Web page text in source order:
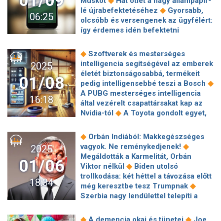
Visa-t és a Mastercardot◆ A Napnál
százszor fényesebb „új” csillagok: a
millinóvák ◆ Kézközelből: Motorola
Edge 50 Fusion, az akksi-fókuszú
büdös laptop!◆Itt az új Honda:
formabontó autókkal sokkolnak◆Két
szerelmes mesterséges intelligencia
Kristen Stewart új filmjének
főszereplője◆Rengeteg embert
készülnek lapátra tenni a vállalatok
06:25
lé újrabefektetéséhez ◆ Gyorsabb,
olcsóbb és versengenek az ügyfélért:
így érdemes idén befektetni
és jönnek az önvezető kamionok?
Donald Trump lejáratja Amerikát, de
így is óriási lehet a tét ◆ Megúszta a
pirosat, majd elintézte a Liverpoolt
Nem Milák az első olimpiai bajnok, aki
millióktól fosztotta meg az edzőjét
Esővel, hóval, viharos széllel érkezik a
2025
01/08
16:18
◆ Szoftverek és mesterséges
intelligencia segítségével az emberek
életét biztonságosabbá, termékeit
pedig intelligensebbé teszi a Bosch ◆
A PUBG mesterséges intelligencia
által vezérelt csapattársakat kap az
Nvidia-tól ◆ A Toyota gondolt egyet,
milliárdból, 2000 lakónak
◆
jön az új
TCL 60 XE Nxtpaper 5G okostelefon
◆ Nincs olyan, hogy biztonságos
alkoholfogyasztás◆
szólásszabadságra hivatkozva
megszünteti tényellenőrző
programját a Meta◆ Feltétlen nézzen
fel az égre – A Mars januárban
2025
01/06
18:34
◆ Orbán Indiából: Makkegészséges
vagyok. Ne reménykedjenek! ◆
Megáldották a Karmelitát, Orbán
Viktor nélkül ◆ Biden utolsó
trollkodása: két héttel a távozása előtt
még keresztbe tesz Trumpnak ◆
Szerbia nagy lendülettel telepíti a
amivel Peking szerint